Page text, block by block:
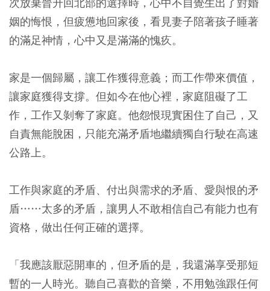
姻的悔恨，但疲憊地回家後，看見妻子陪著孩子睡著
的滿足神情，心中又是滿滿的愧疚。
家是一個歸屬，讓工作獲得意義；而工作帶來價值，
讓家庭獲得支撐。但如今在他心裡，家庭阻礙了工
作，工作又剝奪了家庭。他怨恨現實困住了自己，又
自責無能脫困，只能充滿矛盾地繼續獨自行駛在高速
公路上。
工作與家庭的矛盾、付出與需求的矛盾、愛與恨的矛
盾……太多的矛盾，讓男人不敢相信自己有能力也有
資格，做出任何正確的選擇。
「我應該厭惡開車的，但矛盾的是，我還滿享受那短
暫的一人時光。聽自己喜歡的音樂，不用勉強跟任何